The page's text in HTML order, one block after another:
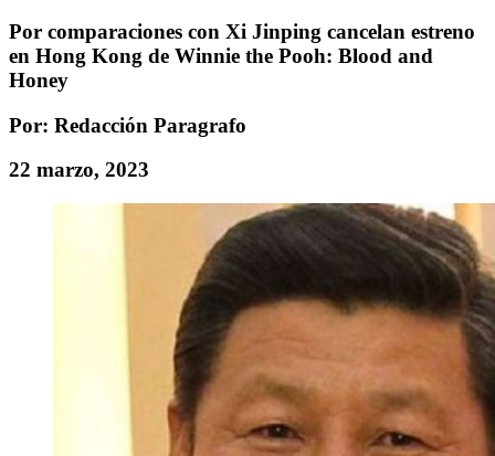
Por comparaciones con Xi Jinping cancelan estreno
en Hong Kong de Winnie the Pooh: Blood and
Honey
Por: Redacción Paragrafo
22 marzo, 2023